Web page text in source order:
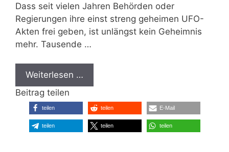
Dass seit vielen Jahren Behörden oder
Regierungen ihre einst streng geheimen UFO-
Akten frei geben, ist unlängst kein Geheimnis
mehr. Tausende …
Weiterlesen …
Beitrag teilen
teilen teilen E-Mail
teilen teilen teilen